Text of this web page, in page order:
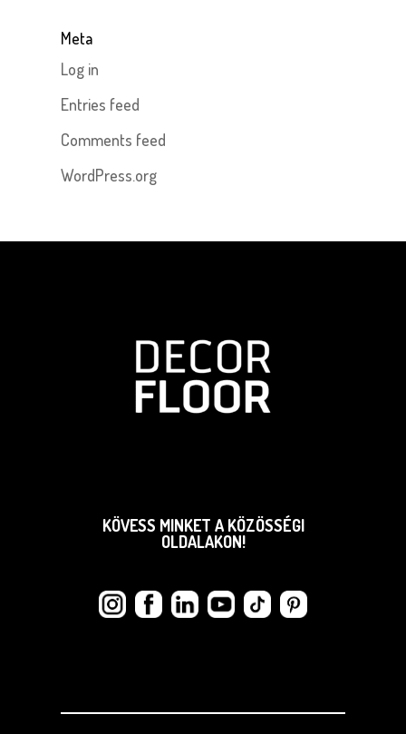
Meta
Log in
Entries feed
Comments feed
WordPress.org
KÖVESS MINKET A KÖZÖSSÉGI
OLDALAKON!